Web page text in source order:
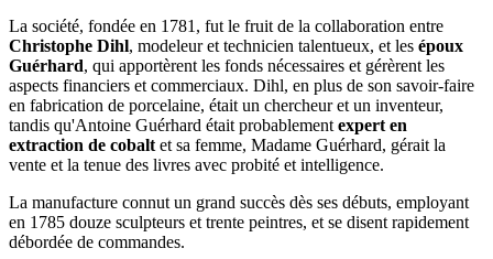
La société, fondée en 1781, fut le fruit de la collaboration entre
Christophe Dihl, modeleur et technicien talentueux, et les époux
Guérhard, qui apportèrent les fonds nécessaires et gérèrent les
aspects financiers et commerciaux. Dihl, en plus de son savoir-faire
en fabrication de porcelaine, était un chercheur et un inventeur,
tandis qu'Antoine Guérhard était probablementexpert en
extraction de cobaltet sa femme, Madame Guérhard, gérait la
vente et la tenue des livres avec probité et intelligence.
La manufacture connut un grand succès dès ses débuts, employant
en 1785 douze sculpteurs et trente peintres, et se disent rapidement
débordée de commandes.